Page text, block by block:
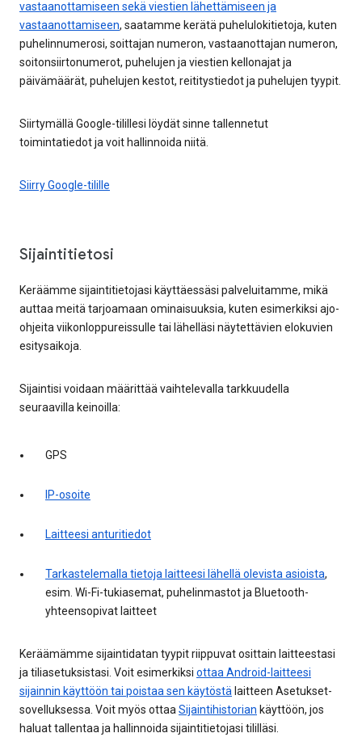
vastaanottamiseen sekä viestien lähettämiseen ja
vastaanottamiseen, saatamme kerätä puhelulokitietoja, kuten
puhelinnumerosi, soittajan numeron, vastaanottajan numeron,
soitonsiirtonumerot, puhelujen ja viestien kellonajat ja
päivämäärät, puhelujen kestot, reititystiedot ja puhelujen tyypit.
Siirtymällä Google-tilillesi löydät sinne tallennetut
toimintatiedot ja voit hallinnoida niitä.
Siirry Google-tilille
Sijaintitietosi
Keräämme sijaintitietojasi käyttäessäsi palveluitamme, mikä
auttaa meitä tarjoamaan ominaisuuksia, kuten esimerkiksi ajo-
ohjeita viikonloppureissulle tai lähelläsi näytettävien elokuvien
esitysaikoja.
Sijaintisi voidaan määrittää vaihtelevalla tarkkuudella
seuraavilla keinoilla:
GPS
IP-osoite
Laitteesi anturitiedot
Tarkastelemalla tietoja laitteesi lähellä olevista asioista,
esim. Wi-Fi-tukiasemat, puhelinmastot ja Bluetooth-
yhteensopivat laitteet
Keräämämme sijaintidatan tyypit riippuvat osittain laitteestasi
ja tiliasetuksistasi. Voit esimerkiksi ottaa Android-laitteesi
sijainnin käyttöön tai poistaa sen käytöstä laitteen Asetukset-
sovelluksessa. Voit myös ottaaSijaintihistorian käyttöön, jos
haluat tallentaa ja hallinnoida sijaintitietojasi tililläsi.